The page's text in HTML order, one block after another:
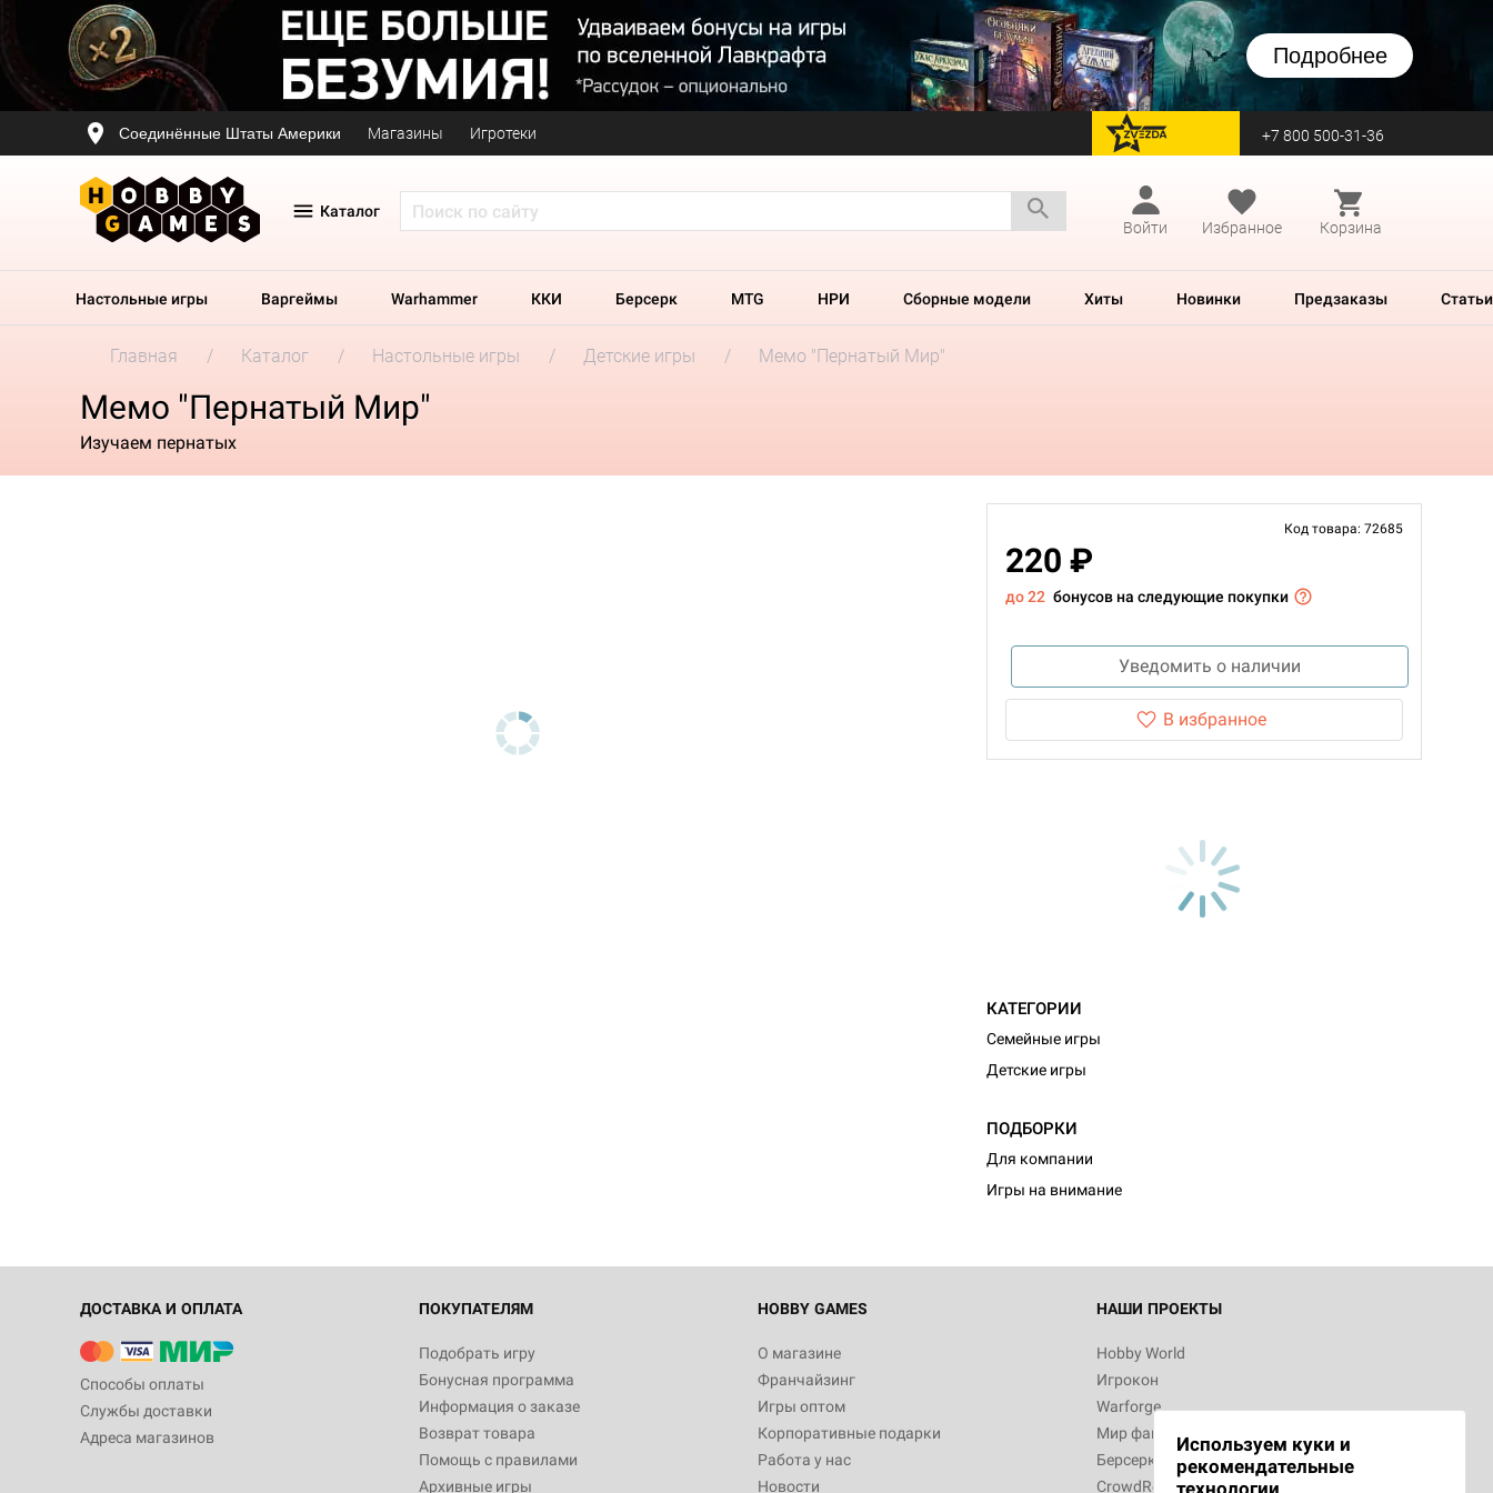
Подробнее
Соединённые Штаты Америки Магазины Игротеки перейти на Zvezda +7 800 500-31-36
Каталог
Войти
Избранное Корзина
Настольные игры Варгеймы Warhammer ККИ Берсерк MTG НРИ Сборные модели Хиты Новинки Предзаказы Статьи
Главная Каталог Настольные игры Детские игры Мемо "Пернатый Мир"
Мемо "Пернатый Мир"
Изучаем пернатых
Код товара: 72685
220 ₽
до 22 бонусов на следующие покупки
Уведомить о наличии
В избранное
КАТЕГОРИИ
Семейные игры
Детские игры
ПОДБОРКИ
Для компании
Игры на внимание
ДОСТАВКА И ОПЛАТА
Способы оплаты
Службы доставки
Адреса магазинов
ПОКУПАТЕЛЯМ
Подобрать игру
Бонусная программа
Информация о заказе
Возврат товара
Помощь с правилами
Архивные игры
HOBBY GAMES
О магазине
Франчайзинг
Игры оптом
Корпоративные подарки
Работа у нас
Новости
НАШИ ПРОЕКТЫ
Hobby World
Игрокон
Warforge
Мир фантастики
Берсерк
CrowdRepublic
Используем куки и
рекомендательные
технологии